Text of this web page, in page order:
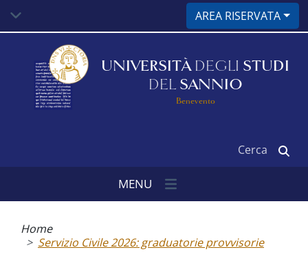
contenuto
AREA RISERVATA
UNIVERSITÀ DEGLI STUDI
DEL SANNIO
Benevento
MENU
pane
Home
Servizio Civile 2026: graduatorie provvisorie